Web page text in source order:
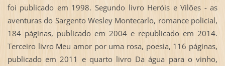
foi publicado em 1998. Segundo livro Heróis e Vilões - as
aventuras do Sargento Wesley Montecarlo, romance policial,
184 páginas, publicado em 2004 e republicado em 2014.
Terceiro livro Meu amor por uma rosa, poesia, 116 páginas,
publicado em 2011 e quarto livro Da água para o vinho,